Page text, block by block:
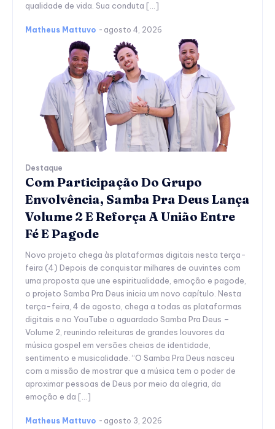
qualidade de vida. Sua conduta […]
Matheus Mattuvo - agosto 4, 2026
Destaque
Com Participação Do Grupo
Envolvência, Samba Pra Deus Lança
Volume 2 E Reforça A União Entre
Fé E Pagode
Novo projeto chega às plataformas digitais nesta terça-
feira (4) Depois de conquistar milhares de ouvintes com
uma proposta que une espiritualidade, emoção e pagode,
o projeto Samba Pra Deus inicia um novo capítulo. Nesta
terça-feira, 4 de agosto, chega a todas as plataformas
digitais e no YouTube o aguardado Samba Pra Deus –
Volume 2, reunindo releituras de grandes louvores da
música gospel em versões cheias de identidade,
sentimento e musicalidade. “O Samba Pra Deus nasceu
com a missão de mostrar que a música tem o poder de
aproximar pessoas de Deus por meio da alegria, da
emoção e da […]
Matheus Mattuvo - agosto 3, 2026